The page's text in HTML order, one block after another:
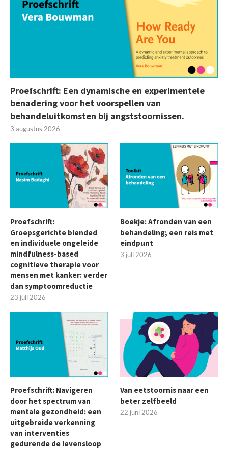
Proefschrift: Een dynamische en experimentele
benadering voor het voorspellen van
behandeluitkomsten bij angststoornissen.
3 augustus 2026
Proefschrift:
Groepsgerichte blended
en individuele ongeleide
mindfulness-based
cognitieve therapie voor
mensen met kanker: verder
dan symptoomreductie
23 juli 2026
Boekje: Afronden van een
behandeling; een reis met
eindpunt
3 juli 2026
Proefschrift: Navigeren
door het spectrum van
mentale gezondheid: een
uitgebreide verkenning
van interventies
gedurende de levensloop
Van eetstoornis naar een
beter zelfbeeld
22 juni 2026